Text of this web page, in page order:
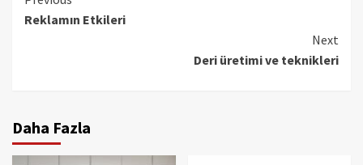
Reading
Reklamın Etkileri
Next
Deri üretimi ve teknikleri
Daha Fazla